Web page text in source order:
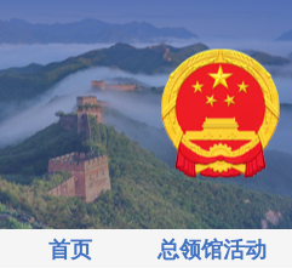
首页 总领馆活动